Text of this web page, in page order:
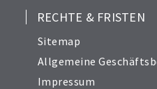
zusammen.
RECHTE & FRISTEN
Sitemap
Allgemeine
Impressum